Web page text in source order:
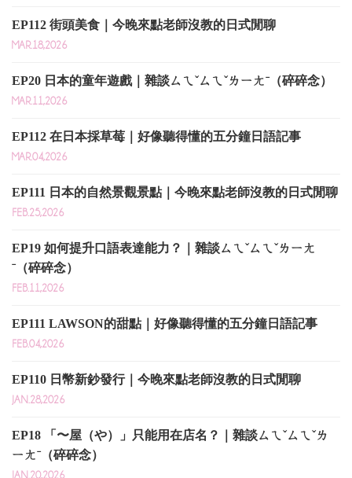
EP112 街頭美食｜今晚來點老師沒教的日式閒聊
MAR.18,2026
EP20 日本的童年遊戲｜雜談ㄙㄟˇㄙㄟˇㄌㄧㄤˉ（碎碎念）
MAR.11,2026
EP112 在日本採草莓｜好像聽得懂的五分鐘日語記事
MAR.04,2026
EP111 日本的自然景觀景點｜今晚來點老師沒教的日式閒聊
FEB.25,2026
EP19 如何提升口語表達能力？｜雜談ㄙㄟˇㄙㄟˇㄌㄧㄤ
ˉ（碎碎念）
FEB.11,2026
EP111 LAWSON的甜點｜好像聽得懂的五分鐘日語記事
FEB.04,2026
EP110 日幣新鈔發行｜今晚來點老師沒教的日式閒聊
JAN.28,2026
EP18 「〜屋（や）」只能用在店名？｜雜談ㄙㄟˇㄙㄟˇㄌ
ㄧㄤˉ（碎碎念）
JAN.20,2026